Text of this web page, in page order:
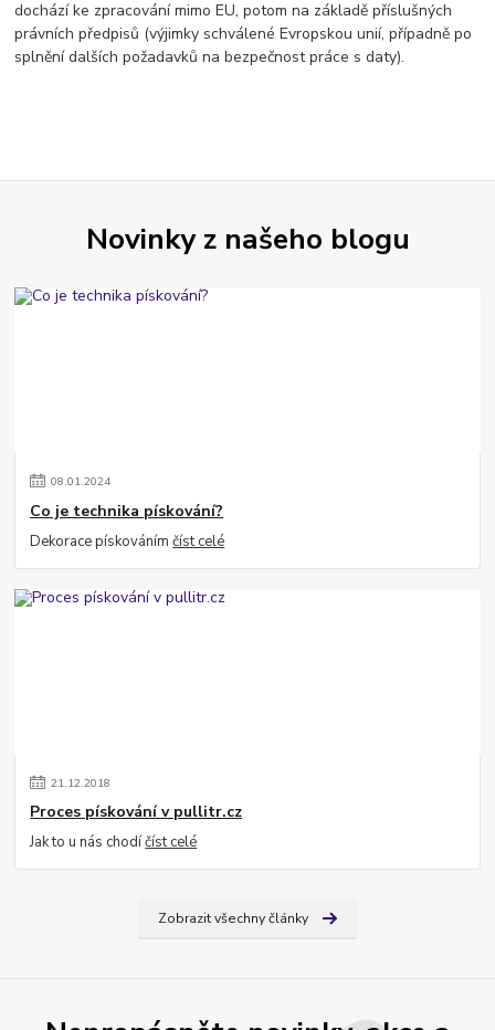
dochází ke zpracování mimo EU, potom na základě příslušných
právních předpisů (výjimky schválené Evropskou unií, případně po
splnění dalších požadavků na bezpečnost práce s daty).
Novinky z našeho blogu
08.01.2024
Co je technika pískování?
Dekorace pískovánímčíst celé
21.12.2018
Proces pískování v pullitr.cz
Jak to u nás chodíčíst celé
Zobrazit všechny články